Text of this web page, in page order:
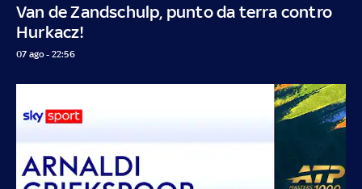
Van de Zandschulp, punto da terra contro
Hurkacz!
07 ago - 22:56